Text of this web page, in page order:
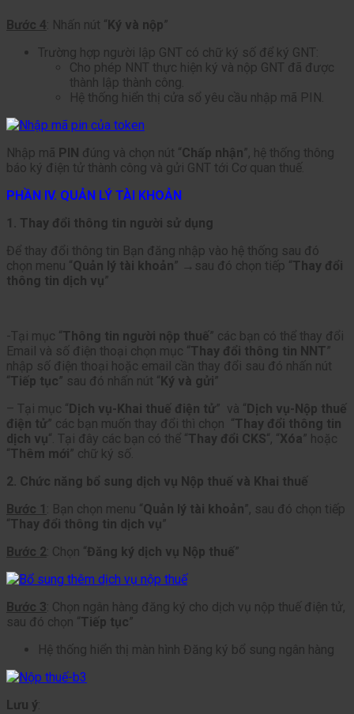
Bước 4: Nhấn nút “Ký và nộp”
Trường hợp người lập GNT có chữ ký số để ký GNT:
Cho phép NNT thực hiện ký và nộp GNT đã được
thành lập thành công.
Hệ thống hiển thị cửa sổ yêu cầu nhập mã PIN.
Nhập mã PIN đúng và chọn nút “Chấp nhận”, hệ thống thông
báo ký điện tử thành công và gửi GNT tới Cơ quan thuế.
PHẦN IV. QUẢN LÝ TÀI KHOẢN
1. Thay đổi thông tin người sử dụng
Để thay đổi thông tin Bạn đăng nhập vào hệ thống sau đó
chọn menu “Quản lý tài khoản” →sau đó chọn tiếp “Thay đổi
thông tin dịch vụ”
-Tại mục “Thông tin người nộp thuế” các bạn có thể thay đổi
Email và số điện thoại chọn mục “Thay đổi thông tin NNT”
nhập số điện thoại hoặc email cần thay đổi sau đó nhấn nút
“Tiếp tục” sau đó nhấn nút “Ký và gửi”
– Tại mục “Dịch vụ-Khai thuế điện tử” và “Dịch vụ-Nộp thuế
điện tử” các bạn muốn thay đổi thì chọn “Thay đổi thông tin
dịch vụ“. Tại đây các bạn có thể “Thay đổi CKS“, “Xóa” hoặc
“Thêm mới” chữ ký số.
2. Chức năng bổ sung dịch vụ Nộp thuế và Khai thuế
Bước 1 : Bạn chọn menu “Quản lý tài khoản”, sau đó chọn tiếp
“Thay đổi thông tin dịch vụ”
Bước 2: Chọn “Đăng ký dịch vụ Nộp thuế”
Bước 3: Chọn ngân hàng đăng ký cho dịch vụ nộp thuế điện tử,
sau đó chọn “Tiếp tục”
Hệ thống hiển thị màn hình Đăng ký bổ sung ngân hàng
Lưu ý: